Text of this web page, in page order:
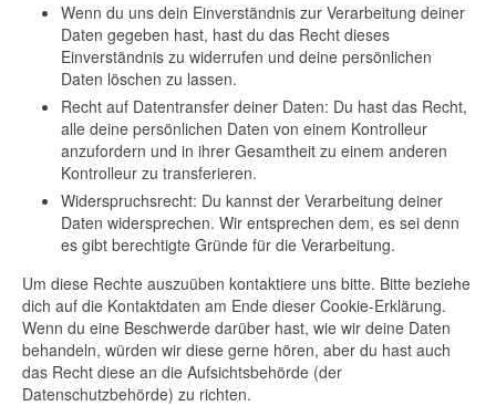
Wenn du uns dein Einverständnis zur Verarbeitung deiner
Daten gegeben hast, hast du das Recht dieses
Einverständnis zu widerrufen und deine persönlichen
Daten löschen zu lassen.
Recht auf Datentransfer deiner Daten: Du hast das Recht,
alle deine persönlichen Daten von einem Kontrolleur
anzufordern und in ihrer Gesamtheit zu einem anderen
Kontrolleur zu transferieren.
Widerspruchsrecht: Du kannst der Verarbeitung deiner
Daten widersprechen. Wir entsprechen dem, es sei denn
es gibt berechtigte Gründe für die Verarbeitung.
Um diese Rechte auszuüben kontaktiere uns bitte. Bitte beziehe
dich auf die Kontaktdaten am Ende dieser Cookie-Erklärung.
Wenn du eine Beschwerde darüber hast, wie wir deine Daten
behandeln, würden wir diese gerne hören, aber du hast auch
das Recht diese an die Aufsichtsbehörde (der
Datenschutzbehörde) zu richten.